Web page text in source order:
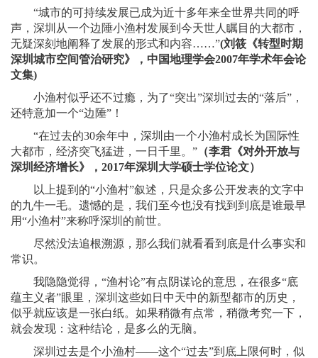
“城市的可持续发展已成为近十多年来全世界共同的呼
声，深圳从一个边陲小渔村发展到今天世人瞩目的大都市，
无疑深刻地阐释了发展的形式和内容……”(刘筱《转型时期
深圳城市空间管治研究》，中国地理学会2007年学术年会论
文集)
小渔村似乎还不过瘾，为了“突出”深圳过去的“落后”，
还特意加一个“边陲”！
“在过去的30余年中，深圳由一个小渔村成长为国际性
大都市，经济突飞猛进，一日千里。” （李君《对外开放与
深圳经济增长》，2017年深圳大学硕士学位论文）
以上提到的“小渔村”叙述，只是众多公开发表的文字中
的九牛一毛。遗憾的是，我们至今也没有找到到底是谁最早
用“小渔村”来称呼深圳的前世。
尽然没法追根溯源，那么我们就看看到底是什么事实和
常识。
我隐隐觉得，“渔村论”有点阴谋论的意思，在很多“底
蕴主义者”眼里，深圳这些如日中天中的新型都市的历史，
似乎就应该是一张白纸。如果稍微有点常，稍微考究一下，
就会发现：这种结论，是多么的无脑。
深圳过去是个小渔村——这个“过去”到底上限何时，似